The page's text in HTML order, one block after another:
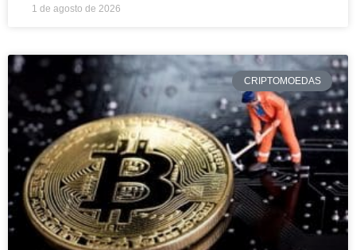
1 de agosto de 2026
CRIPTOMOEDAS